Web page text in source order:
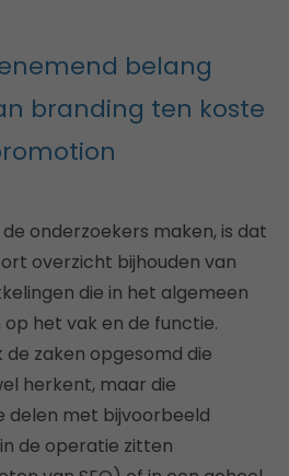
belang
branding ten koste
onderzoekers maken, is dat
overzicht bijhouden van
die in het algemeen
het vak en de functie.
de zaken opgesomd die
herkent, maar die
delen met bijvoorbeeld
de operatie zitten